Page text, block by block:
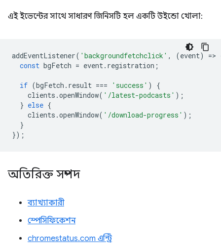
এই ইভেন্টের সাথে সাধারণ জিনিসটি হল একটি উইন্ডো খোলা:
addEventListener( 'backgroundfetchclick' , (event) =>
const bgFetch = event. registration ;
if (bgFetch . result === 'success' )
{
clients .openWindow( '/latest-podcasts' );
} else {
clients .openWindow( '/download-progress' );
}
});
অতিরিক্ত সম্পদ
ব্যাখ্যাকারী
স্পেসিফিকেশন
chromestatus.com এন্ট্রি